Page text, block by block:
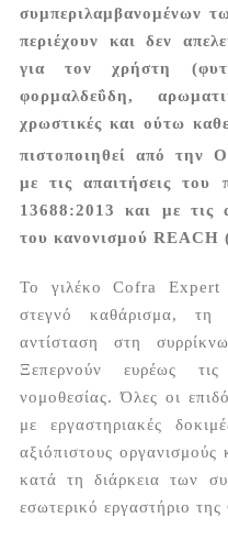
συμπεριλαμβανομένων
περιέχουν και δεν
για τον χρήστη
φορμαλδεΰδη,
χρωστικές και ούτω
πιστοποιηθεί από την
με τις απαιτήσεις του
13688:2013 και με τις
του κανονισμού REACH
Το γιλέκο Cofra Expert
στεγνό καθάρισμα, τη
αντίσταση στη
Ξεπερνούν ευρέως
νομοθεσίας. Όλες οι
με εργαστηριακές
αξιόπιστους οργανισμούς
κατά τη διάρκεια των
εσωτερικό εργαστήριο